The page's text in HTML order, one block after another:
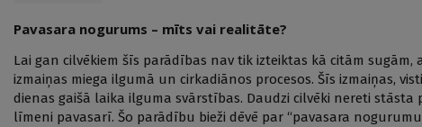
Pavasara nogurums – mīts vai realitāte?
Lai gan cilvēkiem šīs parādības nav tik izteiktas kā citām sugām,
izmaiņas miega ilgumā un cirkadiānos procesos. Šīs izmaiņas,
dienas gaišā laika ilguma svārstības. Daudzi cilvēki nereti
līmeni pavasarī. Šo parādību bieži dēvē par “pavasara